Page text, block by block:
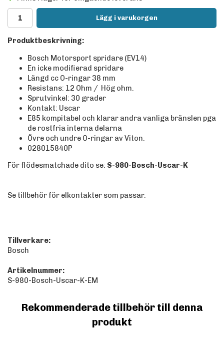
Lägg i varukorgen
Produktbeskrivning:
Bosch Motorsport spridare (EV14)
En icke modifierad spridare
Längd cc O-ringar 38 mm
Resistans: 12 Ohm / Hög ohm.
Sprutvinkel: 30 grader
Kontakt: Uscar
E85 kompitabel och klarar andra vanliga bränslen pga
de rostfria interna delarna
Övre och undre O-ringar av Viton.
028015840P
För flödesmatchade dito se: S-980-Bosch-Uscar-K
Se tillbehör för elkontakter som passar.
Tillverkare:
Bosch
Artikelnummer:
S-980-Bosch-Uscar-K-EM
Rekommenderade tillbehör till denna
produkt